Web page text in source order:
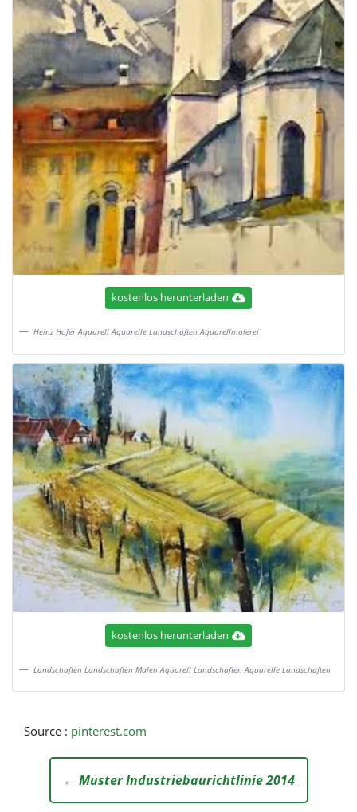
kostenlos herunterladen
Heinz Hofer Aquarell Aquarelle Landschaften Aquarellmalerei
kostenlos herunterladen
Landschaften Landschaften Malen Aquarell Landschaften Aquarelle Landschaften
Source : pinterest.com
← Muster Industriebaurichtlinie 2014